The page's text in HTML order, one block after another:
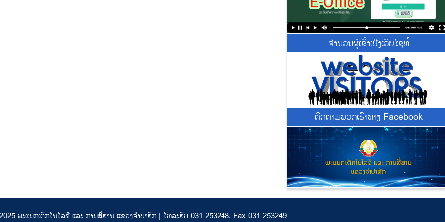
ຈຳນວນຜູ້ເຂົ້າເບີ່ງເວັບໄຊທ໌
ຕິດຕາມພວກເຮົາທາງ Facebook
ພະແນກເຕັກໂນໂລຊີ ແລະ ການສື່ສານ ແຂວງຈຳປາສັກ | ໂທລະສັບ 031 253248, Fax 031 253249